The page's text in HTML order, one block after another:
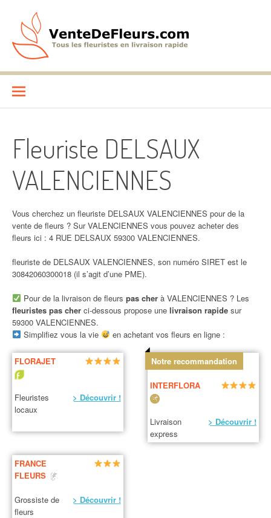
contenu
VenteDeFleurs.com
Fleuriste DELSAUX
VALENCIENNES
Vous cherchez un fleuriste DELSAUX VALENCIENNES pour de la
vente de fleurs ? Sur VALENCIENNES vous pouvez acheter des
fleurs ici : 4 RUE DELSAUX 59300 VALENCIENNES.
fleuriste de DELSAUX VALENCIENNES, son numéro SIRET est le
30842060300018 (il s’agit d’une PME).
Pour de la livraison de fleurs pas cherà VALENCIENNES ? Les
fleuristes pas cher ci-dessous propose une livraison rapide sur
59300 VALENCIENNES.
Simplifiez vous la vie
en achetant vos fleurs en ligne :
FLORAJET
Fleuristes
locaux
> Découvrir !
Notre recommandation
INTERFLORA
Livraison
express
> Découvrir !
FRANCE
FLEURS
Grossiste de
fleurs
> Découvrir !